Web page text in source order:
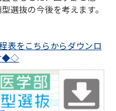
選抜の今後を考えます。
をこちらからダウンロ
◆◇